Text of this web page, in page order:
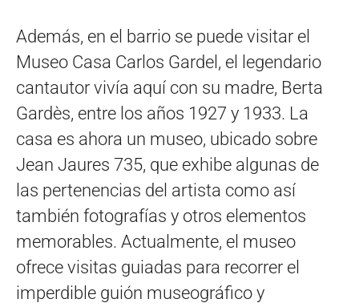
Además, en el barrio se puede visitar el
Museo Casa Carlos Gardel, el legendario
cantautor vivía aquí con su madre, Berta
Gardès, entre los años 1927 y 1933. La
casa es ahora un museo, ubicado sobre
Jean Jaures 735, que exhibe algunas de
las pertenencias del artista como así
también fotografías y otros elementos
memorables. Actualmente, el museo
ofrece visitas guiadas para recorrer el
imperdible guión museográfico y